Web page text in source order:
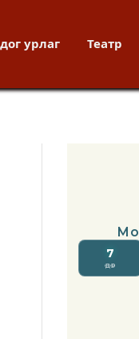
урлаг Театр